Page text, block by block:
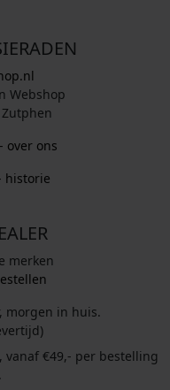
Webshop
over ons
historie
merken
morgen in huis.
vanaf €49,- per bestelling